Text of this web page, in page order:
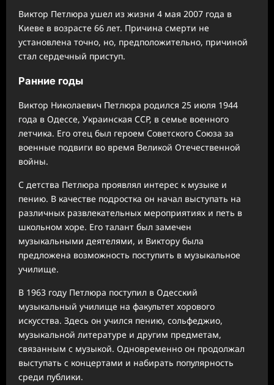
Виктор Петлюра ушел из жизни 4 мая 2007 года в
Киеве в возрасте 66 лет. Причина смерти не
установлена точно, но, предположительно, причиной
стал сердечный приступ.
Ранние годы
Виктор Николаевич Петлюра родился 25 июля 1944
года в Одессе, Украинская ССР, в семье военного
летчика. Его отец был героем Советского Союза за
военные подвиги во время Великой Отечественной
войны.
С детства Петлюра проявлял интерес к музыке и
пению. В качестве подростка он начал выступать на
различных развлекательных мероприятиях и петь в
школьном хоре. Его талант был замечен
музыкальными деятелями, и Виктору была
предложена возможность поступить в музыкальное
училище.
В 1963 году Петлюра поступил в Одесский
музыкальный училище на факультет хорового
искусства. Здесь он учился пению, сольфеджио,
музыкальной литературе и другим предметам,
связанным с музыкой. Одновременно он продолжал
выступать с концертами и набирать популярность
среди публики.